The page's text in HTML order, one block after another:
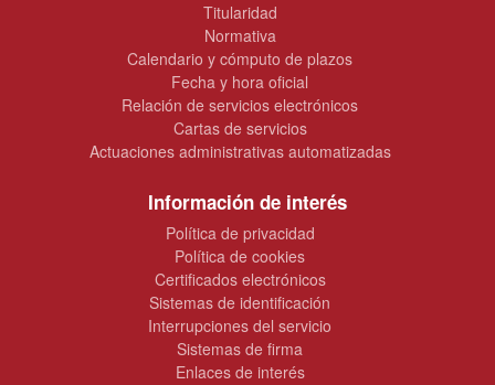
Titularidad
Normativa
Calendario y cómputo de plazos
Fecha y hora oficial
Relación de servicios electrónicos
Cartas de servicios
Actuaciones administrativas automatizadas
Información de interés
Política de privacidad
Política de cookies
Certificados electrónicos
Sistemas de identificación
Interrupciones del servicio
Sistemas de firma
Enlaces de interés